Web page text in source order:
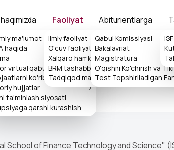
ma'lumot
haqida
>
virtual qabulxonasi
ko'rib chiqish tartibi
hujjatlar
>
ta'minlash siyosati
qarshi kurashish
Faoliyat
Ilmiy faoliyat
>
O'quv faoliyati
Xalqaro hamkorlik
BRM tashabbuslari>
Tadqiqod markazi
Abiturientlarga
Qabul Komissiyasi
Bakalavriat
Magistratura
O'qishni Ko'chirish va
Test Topshiriladigan
School of Finance Technology and Science"